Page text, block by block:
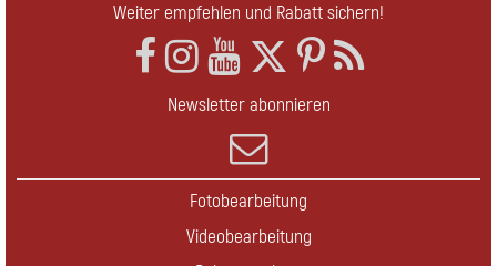
Weiter empfehlen und Rabatt sichern!
Newsletter abonnieren
Fotobearbeitung
Videobearbeitung